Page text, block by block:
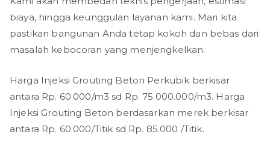
biaya, hingga keunggulan layanan kami. Mari kita
pastikan bangunan Anda tetap kokoh dan bebas dari
masalah kebocoran yang menjengkelkan.
Harga Injeksi Grouting Beton Perkubik berkisar
antara Rp. 60.000/m3 sd Rp. 75.000.000/m3. Harga
Injeksi Grouting Beton berdasarkan merek berkisar
antara Rp. 60.000/Titik sd Rp. 85.000 /Titik.